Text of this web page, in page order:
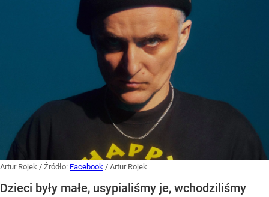
Artur Rojek / Źródło: Facebook / Artur Rojek
Dzieci były małe, usypialiśmy je, wchodziliśmy